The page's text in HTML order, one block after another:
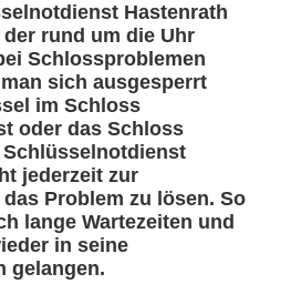
Hastenrath
rund um die Uhr
Schlossproblemen
sich ausgesperrt
im Schloss
oder das Schloss
jederzeit zur
Problem zu lösen. So
lange Wartezeiten und
in seine
gelangen.